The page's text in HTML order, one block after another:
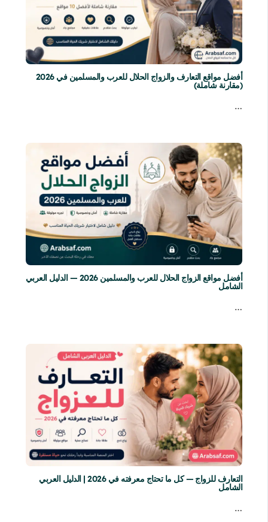
أفضل مواقع التعارف والزواج الحلال للعرب والمسلمين في 2026
(مقارنة شاملة)
…
أفضل مواقع الزواج الحلال للعرب والمسلمين 2026 — الدليل العربي
الشامل
…
التعارف للزواج — كل ما تحتاج معرفته في 2026 | الدليل العربي
الشامل
…